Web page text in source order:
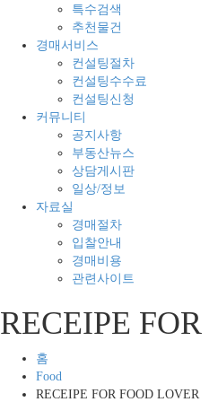
특수검색
추천물건
경매서비스
컨설팅절차
컨설팅수수료
컨설팅신청
커뮤니티
공지사항
부동산뉴스
상담게시판
일상/정보
자료실
경매절차
입찰안내
경매비용
관련사이트
RECEIPE
홈
Food
RECEIPE FOR FOOD LOVER